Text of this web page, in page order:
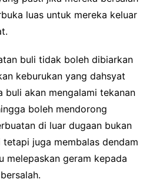
luas untuk mereka keluar
buli tidak boleh dibiarkan
keburukan yang dahsyat
buli akan mengalami tekanan
boleh mendorong
di luar dugaan bukan
tetapi juga membalas dendam
melepaskan geram kepada